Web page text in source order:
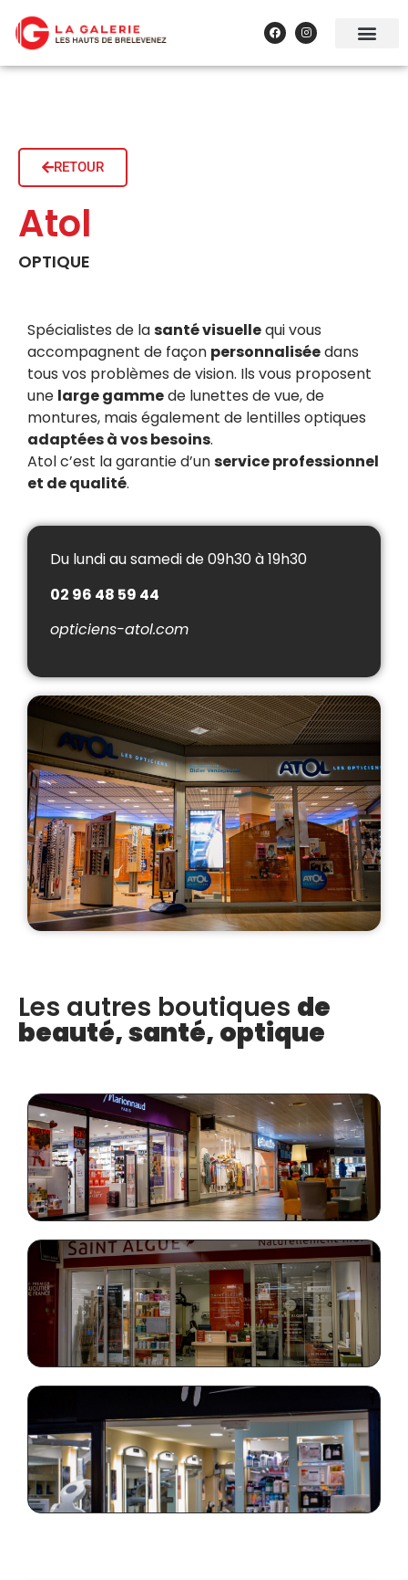
RETOUR
Atol
OPTIQUE
Spécialistes de lasanté visuellequi vous
accompagnent de façon personnaliséedans
tous vos problèmes de vision. Ils vous proposent
une large gammede lunettes de vue, de
montures, mais également de lentilles optiques
adaptées à vos besoins.
Atol c’est la garantie d’unservice professionnel
et de qualité.
Du lundi au samedi de 09h30 à 19h30
02 96 48 59 44
opticiens-atol.com
Les autres boutiques de
beauté, santé, optique
MARIONNAUD
SAINT ALGUE
NILL'S